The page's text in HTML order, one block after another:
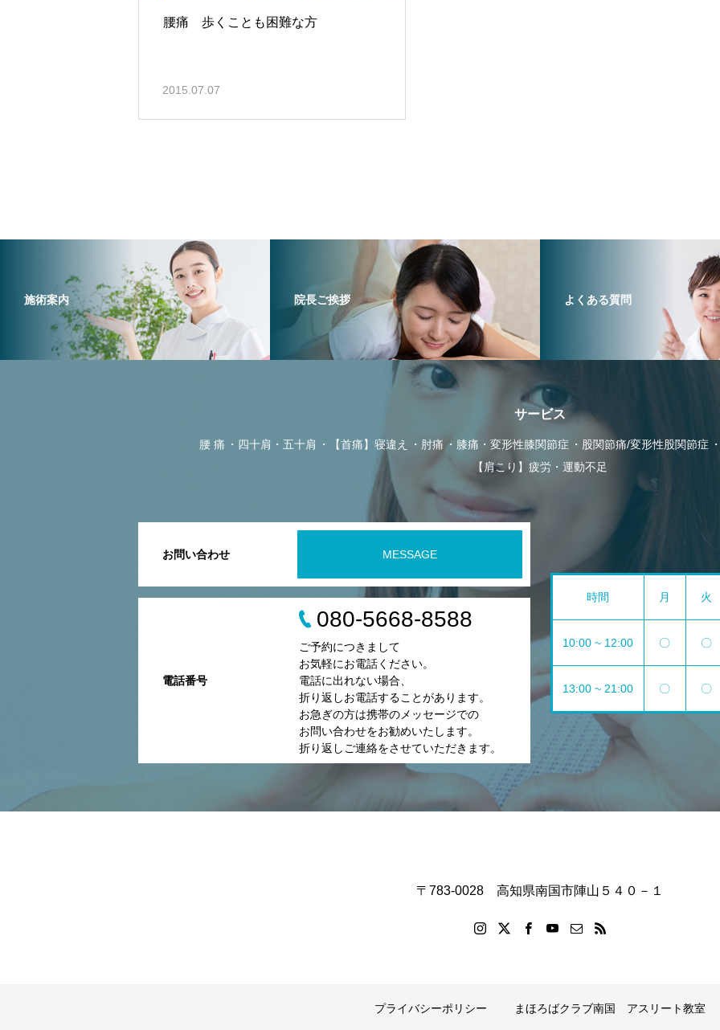
腰痛 歩くことも困難な方
2015.07.07
施術案内 院長ご挨拶 よくある質問
サービス
腰 痛 四十肩・五十肩 【首痛】寝違え 肘痛 膝痛・変形性膝関節症
股関節痛/変形性股関節症
【肩こり】疲労・運動不足
お問い合わせ MESSAGE
電話番号
080-5668-8588
ご予約につきまして
お気軽にお電話ください。
電話に出れない場合、
折り返しお電話することがあります。
お急ぎの方は携帯のメッセージでの
お問い合わせをお勧めいたします。
折り返しご連絡をさせていただきます。
時間 月 火
10:00 ~ 12:00 〇 〇
13:00 ~ 21:00 〇 〇
〒783-0028 高知県南国市陣山５４０－１
プライバシーポリシー まほろばクラブ南国 アスリート教室